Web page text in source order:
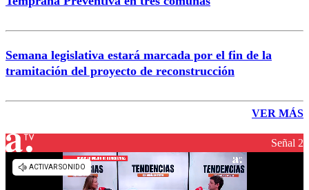
Semana legislativa estará marcada por el fin de la
tramitación del proyecto de reconstrucción
VER MÁS
Señal 2